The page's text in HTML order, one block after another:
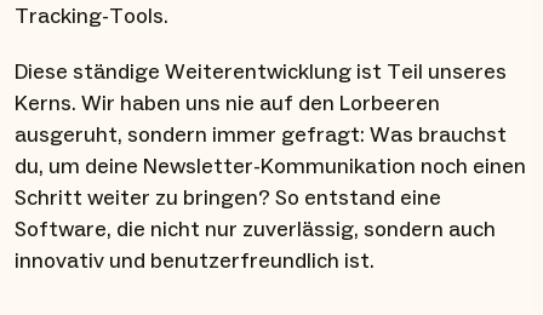
Tracking-Tools.
Diese ständige Weiterentwicklung ist Teil unseres
Kerns. Wir haben uns nie auf den Lorbeeren
ausgeruht, sondern immer gefragt: Was brauchst
du, um deine Newsletter-Kommunikation noch einen
Schritt weiter zu bringen? So entstand eine
Software, die nicht nur zuverlässig, sondern auch
innovativ und benutzerfreundlich ist.